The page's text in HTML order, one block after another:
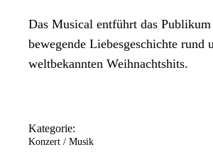
Das Musical entführt das
bewegende Liebesgeschichte rund
weltbekannten Weihnachtshits.
Kategorie:
Konzert / Musik